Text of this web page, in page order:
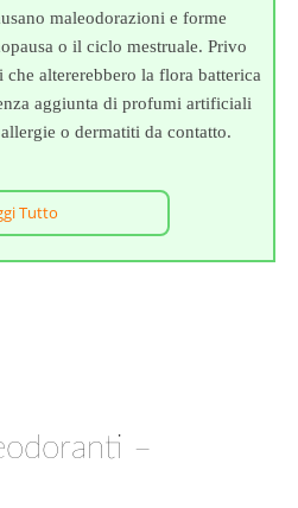
maleodorazioni e forme
o il ciclo mestruale. Privo
altererebbero la flora batterica
aggiunta di profumi artificiali
o dermatiti da contatto.
Tutto
–